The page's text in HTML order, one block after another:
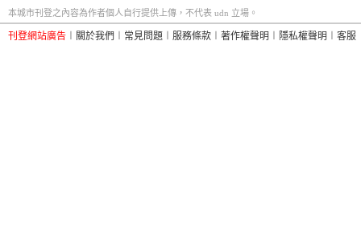
本城市刊登之內容為作者個人自行提供上傳，不代表 udn 立場。
刊登網站廣告 關於我們 常見問題 服務條款 著作權聲明 隱私權聲明 客服